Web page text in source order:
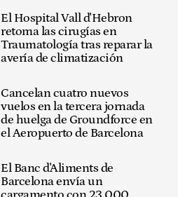
El Hospital Vall d'Hebron
retoma las cirugías en
Traumatología tras reparar la
avería de climatización
Cancelan cuatro nuevos
vuelos en la tercera jornada
de huelga de Groundforce en
el Aeropuerto de Barcelona
El Banc d'Aliments de
Barcelona envía un